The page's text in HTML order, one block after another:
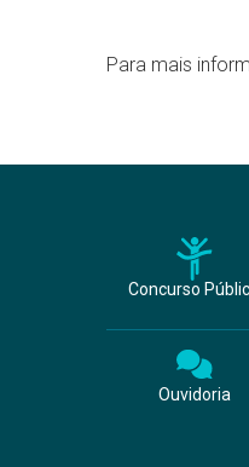
Para mais
Concurso
Ouvidoria